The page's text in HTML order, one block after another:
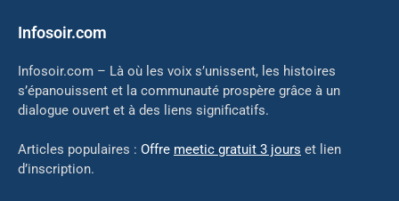
Infosoir.com
Infosoir.com – Là où les voix s’unissent, les histoires
s’épanouissent et la communauté prospère grâce à un
dialogue ouvert et à des liens significatifs.
Articles populaires : Offre meetic gratuit 3 jours et lien
d’inscription.